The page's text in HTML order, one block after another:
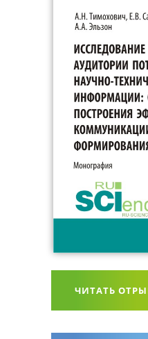
ЧИТАТЬ